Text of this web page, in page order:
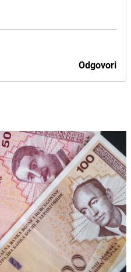
Odgovori